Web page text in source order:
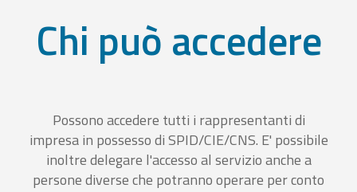
Chi può accedere
Possono accedere tutti i rappresentanti di
impresa in possesso di SPID/CIE/CNS. E' possibile
inoltre delegare l'accesso al servizio anche a
persone diverse che potranno operare per conto